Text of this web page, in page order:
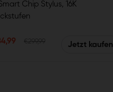
Chip Stylus, 16K
Zoll tragbares Display
€299,99 Jetzt kaufen